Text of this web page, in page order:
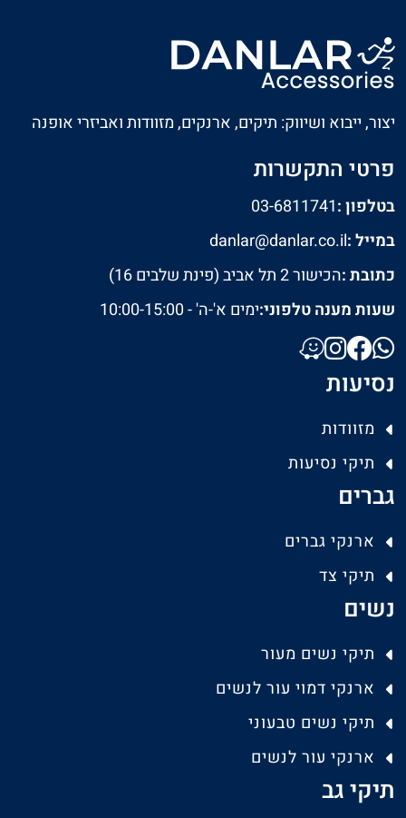
יצור, ייבוא ושיווק: תיקים, ארנקים, מזוודות ואביזרי אופנה
פרטי התקשרות
בטלפון :03-6811741
במייל :danlar@danlar.co.il
כתובת :הכישור 2 תל אביב (פינת שלבים 16)
שעות מענה טלפוני:ימים א'-ה' - 10:00-15:00
נסיעות
מזוודות
תיקי נסיעות
גברים
ארנקי גברים
תיקי צד
נשים
תיקי נשים מעור
ארנקי דמוי עור לנשים
תיקי נשים טבעוני
ארנקי עור לנשים
תיקי גב